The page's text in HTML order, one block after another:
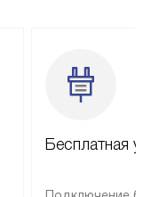
Бесплатная